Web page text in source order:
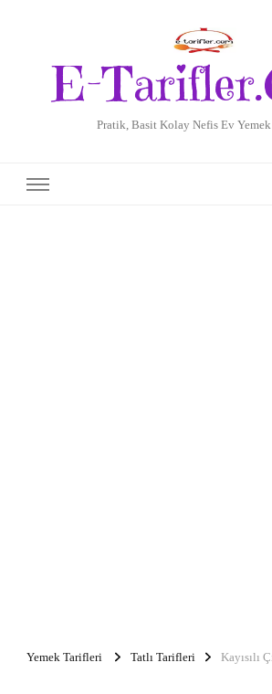
E-
Pratik, Basit Kolay Nefis Ev
Yemek Tarifleri Tatlı Tarifleri Kayısılı